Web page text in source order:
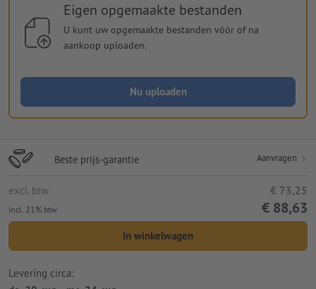
Eigen opgemaakte bestanden
U kunt uw opgemaakte bestanden vóór of na
aankoop uploaden.
Nu uploaden
Beste prijs-garantie Aanvragen
excl. btw € 73,25
incl. 21% btw € 88,63
In winkelwagen
Levering circa: